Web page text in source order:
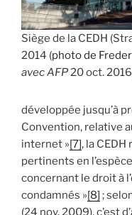
Siège de la CEDH
2014 (photo de
avec AFP20 oct.
développée jusqu’à
Convention, relative
internet »[7], la
pertinents en
concernant le droit à
condamnés »[8] ;
(24 nov. 2009), c’est